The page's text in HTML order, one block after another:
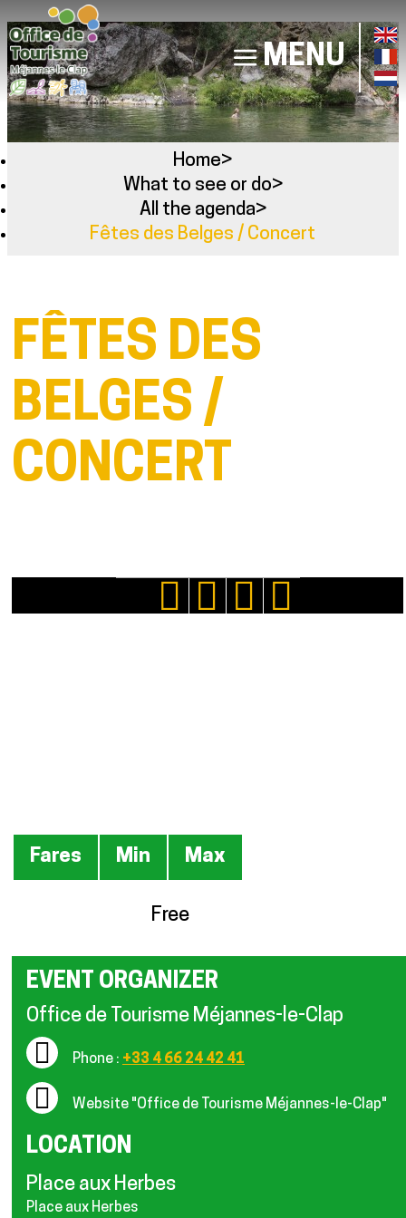
MENU
Home>
What to see or do>
All the agenda>
Fêtes des Belges / Concert
FÊTES DES
BELGES /
CONCERT
Prices
Fares Min Max
Free
EVENT ORGANIZER
Office de Tourisme Méjannes-le-Clap
Phone : +33 4 66 24 42 41
Website "Office de Tourisme Méjannes-le-Clap"
LOCATION
Place aux Herbes
Place aux Herbes